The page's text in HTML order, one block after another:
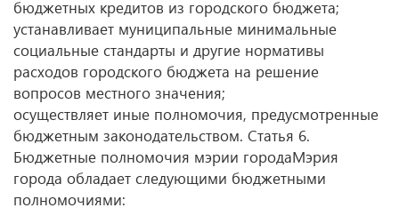
бюджетных кредитов из городского бюджета;
устанавливает муниципальные минимальные
социальные стандарты и другие нормативы
расходов городского бюджета на решение
вопросов местного значения;
осуществляет иные полномочия, предусмотренные
бюджетным законодательством. Статья 6.
Бюджетные полномочия мэрии городаМэрия
города обладает следующими бюджетными
полномочиями: